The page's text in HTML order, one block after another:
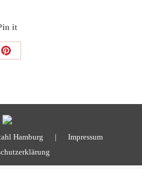
it
Share
Hamburg | Impressum